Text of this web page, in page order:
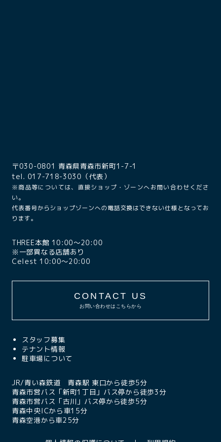
〒030-0801 青森県青森市新町1-7-1
tel. 017-718-3030（代表）
※商品等については、直接ショップ・ゾーンへお問い合わせくださ
い。
代表番号からショップゾーンへの電話交換はできない仕様となってお
ります。
THREE本館 10:00〜20:00
※一部異なる店舗あり
Celest 10:00〜20:00
CONTACT US
お問い合わせはこちらから
スタッフ募集
テナント情報
駐車場について
JR/青い森鉄道 青森駅 東口から徒歩5分
青森市営バス「新町1丁目」バス停から徒歩3分
青森市営バス「古川」バス停から徒歩5分
青森中央ICから車15分
青森空港から車25分